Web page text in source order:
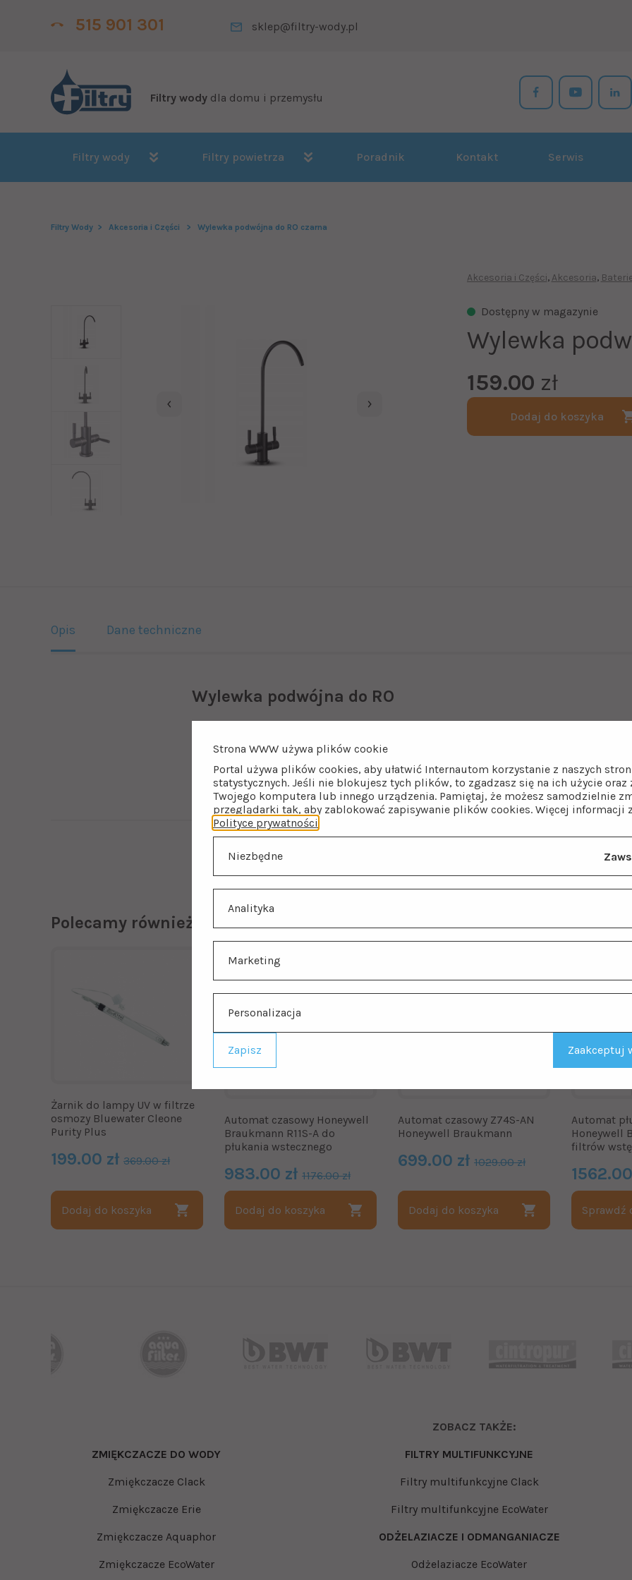
515 901 301 sklep@filtry-wody.pl
Filtry wody dla domu i przemysłu
Filtry wody Filtry powietrza Poradnik Kontakt Serwis
Filtry Wody Akcesoria i Części Wylewka podwójna do RO czarna
Akcesoria i Części Akcesoria
Dostępny w magazynie
Wylewka
159.00 zł
Dodaj do koszyka
Opis Dane techniczne
Wylewka podwójna do RO
kuchennych filtrów wody: standardowych systemów odwróconej osmozy ze
filtrów RO i nanofiltrów z pompką oraz zestawów podzlewozmywakowych filtrów
wyposażony jest w komplet akcesoriów do podłączenia.
Polecamy również
Żarnik do lampy UV w filtrze
osmozy Bluewater Cleone
Purity Plus
199.00 zł 369.00 zł
Dodaj do koszyka
Automat czasowy Honeywell
Braukmann R11S-A do
płukania wstecznego
983.00 zł 1176.00 zł
Dodaj do koszyka
Automat czasowy Z74S-AN
Honeywell Braukmann
699.00 zł 1029.00 zł
Dodaj do koszyka
Automat
Honeywell
filtrów
Sprawdź
ZOBACZ TAKŻE:
ZMIĘKCZACZE DO WODY
Zmiękczacze Clack
Zmiękczacze Erie
Zmiękczacze Aquaphor
Zmiękczacze EcoWater
FILTRY MULTIFUNKCYJNE
Filtry multifunkcyjne Clack
Filtry multifunkcyjne EcoWater
ODŻELAZIACZE I ODMANGANIACZE
Odżelaziacze EcoWater
Strona WWW używa plików cookie
Portal używa plików cookies, aby ułatwić Internautom korzystanie z naszych
statystycznych. Jeśli nie blokujesz tych plików, to zgadzasz się na ich użycie oraz
Twojego komputera lub innego urządzenia. Pamiętaj, że możesz samodzielnie
przeglądarki tak, aby zablokować zapisywanie plików cookies. Więcej informacji
Polityce prywatności
Niezbędne
Analityka
Marketing
Personalizacja
Zapisz Zaakceptuj